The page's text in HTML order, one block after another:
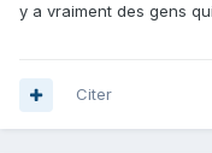
y a vraiment des gens
Citer